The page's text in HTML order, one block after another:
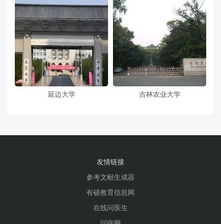
延边大学 吉林农业大学
友情链接
参考文献生成器
有硕教育信息网
在线问医生